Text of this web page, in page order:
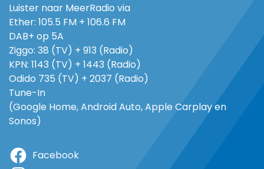
Luister naar MeerRadio via
Ether: 105.5 FM + 106.6 FM
DAB+ op 5A
Ziggo: 38 (TV) + 913 (Radio)
KPN: 1143 (TV) + 1443 (Radio)
Odido 735 (TV) + 2037 (Radio)
Tune-In
(Google Home, Android Auto, Apple Carplay en
Sonos)
Facebook